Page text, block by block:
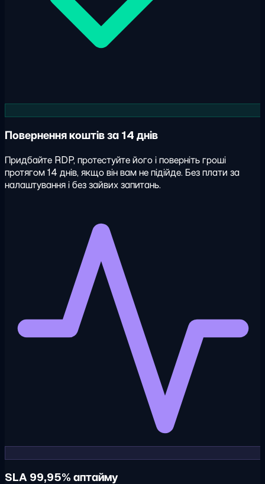
Повернення коштів за 14 днів
Придбайте RDP, протестуйте його і поверніть гроші
протягом 14 днів, якщо він вам не підійде. Без плати за
налаштування і без зайвих запитань.
SLA 99,95% аптайму